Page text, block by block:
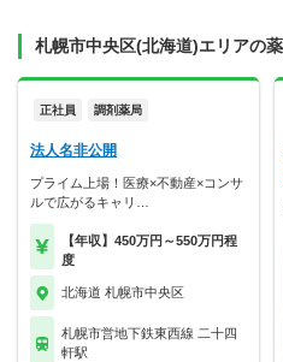
札幌市中央区(北海道)エリアの
正社員 調剤薬局
法人名非公開
プライム上場！医療×不動産×コンサ
ルで広がるキャリ…
【年収】450万円～550万円程
度
北海道 札幌市中央区
札幌市営地下鉄東西線 二十四
軒駅